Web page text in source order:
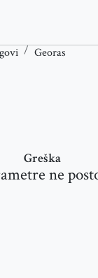
Georas
Greška
ne